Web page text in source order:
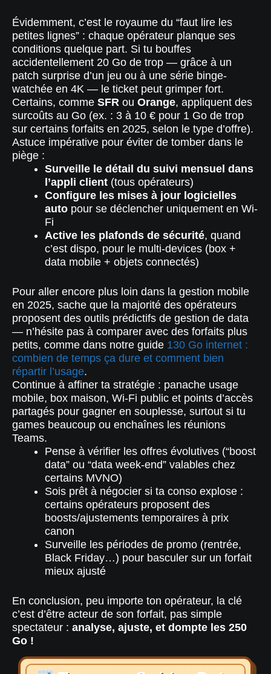
Évidemment, c’est le royaume du “faut lire les
petites lignes” : chaque opérateur planque ses
conditions quelque part. Si tu bouffes
accidentellement 20 Go de trop — grâce à un
patch surprise d’un jeu ou à une série binge-
watchée en 4K — le ticket peut grimper fort.
Certains, comme SFR ou Orange, appliquent des
surcoûts au Go (ex. : 3 à 10 € pour 1 Go de trop
sur certains forfaits en 2025, selon le type d’offre).
Astuce impérative pour éviter de tomber dans le
piège :
Surveille le détail du suivi mensuel dans
l’appli client (tous opérateurs)
Configure les mises à jour logicielles
auto pour se déclencher uniquement en Wi-
Fi
Active les plafonds de sécurité, quand
c’est dispo, pour le multi-devices (box +
data mobile + objets connectés)
Pour aller encore plus loin dans la gestion mobile
en 2025, sache que la majorité des opérateurs
proposent des outils prédictifs de gestion de data
— n’hésite pas à comparer avec des forfaits plus
petits, comme dans notre guide 130 Go internet :
combien de temps ça dure et comment bien
répartir l’usage.
Continue à affiner ta stratégie : panache usage
mobile, box maison, Wi-Fi public et points d’accès
partagés pour gagner en souplesse, surtout si tu
games beaucoup ou enchaînes les réunions
Teams.
Pense à vérifier les offres évolutives (“boost
data” ou “data week-end” valables chez
certains MVNO)
Sois prêt à négocier si ta conso explose :
certains opérateurs proposent des
boosts/ajustements temporaires à prix
canon
Surveille les périodes de promo (rentrée,
Black Friday…) pour basculer sur un forfait
mieux ajusté
En conclusion, peu importe ton opérateur, la clé
c’est d’être acteur de son forfait, pas simple
spectateur : analyse, ajuste, et dompte les 250
Go !